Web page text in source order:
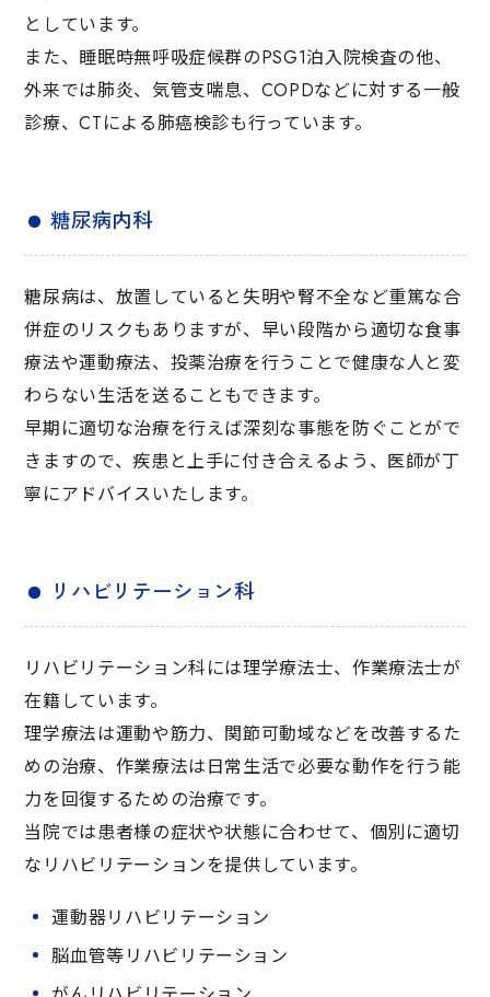
としています。
また、睡眠時無呼吸症候群のPSG1泊入院検査の他、
外来では肺炎、気管支喘息、COPDなどに対する一般
診療、CTによる肺癌検診も行っています。
糖尿病内科
糖尿病は、放置していると失明や腎不全など重篤な合
併症のリスクもありますが、早い段階から適切な食事
療法や運動療法、投薬治療を行うことで健康な人と変
わらない生活を送ることもできます。
早期に適切な治療を行えば深刻な事態を防ぐことがで
きますので、疾患と上手に付き合えるよう、医師が丁
寧にアドバイスいたします。
リハビリテーション科
リハビリテーション科には理学療法士、作業療法士が
在籍しています。
理学療法は運動や筋力、関節可動域などを改善するた
めの治療、作業療法は日常生活で必要な動作を行う能
力を回復するための治療です。
当院では患者様の症状や状態に合わせて、個別に適切
なリハビリテーションを提供しています。
運動器リハビリテーション
脳血管等リハビリテーション